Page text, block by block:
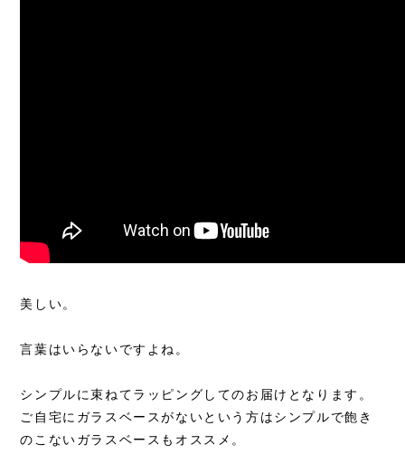
美しい。
言葉はいらないですよね。
シンプルに束ねてラッピングしてのお届けとなります。
ご自宅にガラスベースがないという方はシンプルで飽き
のこないガラスベースもオススメ。